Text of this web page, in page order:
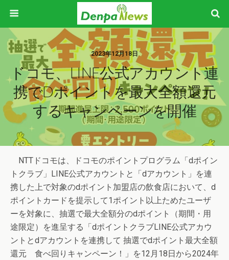
2023年12月18日
ドコモ、LINE公式アカウント連
携でdポイントを最大全額還元
するキャンペーンを開催
NTTドコモは、ドコモのポイントプログラム「dポイン
トクラブ」LINE公式アカウントと「dアカウント」を連
携した上で対象のdポイント加盟店の飲食店において、d
ポイントカードを提示して1ポイント以上ためたユーザ
ーを対象に、抽選で最大全額分のdポイント（期間・用
途限定）を進呈する「dポイントクラブLINE公式アカウ
ントとdアカウントを連携して 抽選でdポイント最大全額
還元 食べ回りキャンペーン！」を12月18日から2024年